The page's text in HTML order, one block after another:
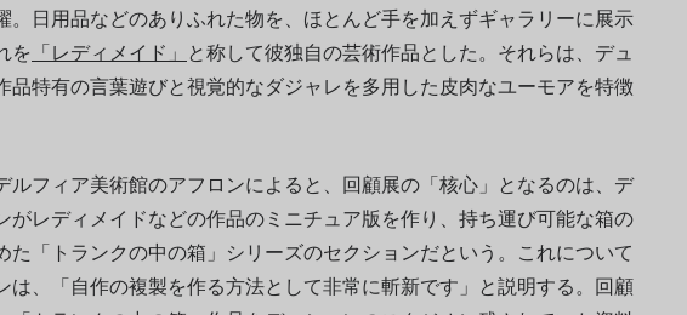
。日用品などのありふれた物を、ほとんど手を加えずギャラリーに展示
を 「レディメイド」 と称して彼独自の芸術作品とした。それらは、デュ
品特有の言葉遊びと視覚的なダジャレを多用した皮肉なユーモアを特徴
ルフィア美術館のアフロンによると、回顧展の「核心」となるのは、デ
がレディメイドなどの作品のミニチュア版を作り、持ち運び可能な箱の
た「トランクの中の箱」シリーズのセクションだという。これについて
は、「自作の複製を作る方法として非常に斬新です」と説明する。回顧